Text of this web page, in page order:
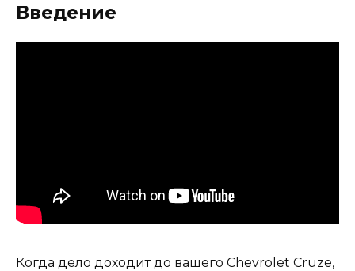
Введение
Когда дело доходит до вашего Chevrolet Cruze,